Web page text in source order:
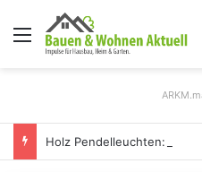
Menü